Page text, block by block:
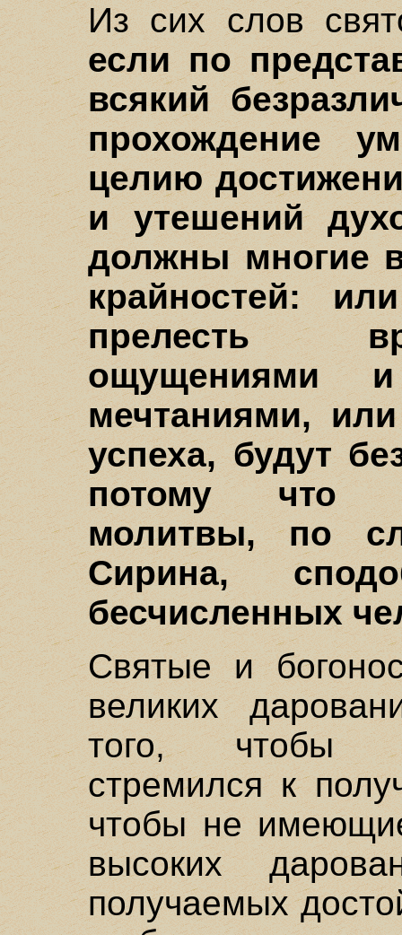
Из сих слов
если по
всякий
прохождение
целию
и утешений
должны многие
крайностей:
прелесть
ощущениями и
мечтаниями,
успеха, будут
потому что
молитвы, по
Сирина,
бесчисленных
Святые и
великих
того, чтобы
стремился к
чтобы не
высоких
получаемых